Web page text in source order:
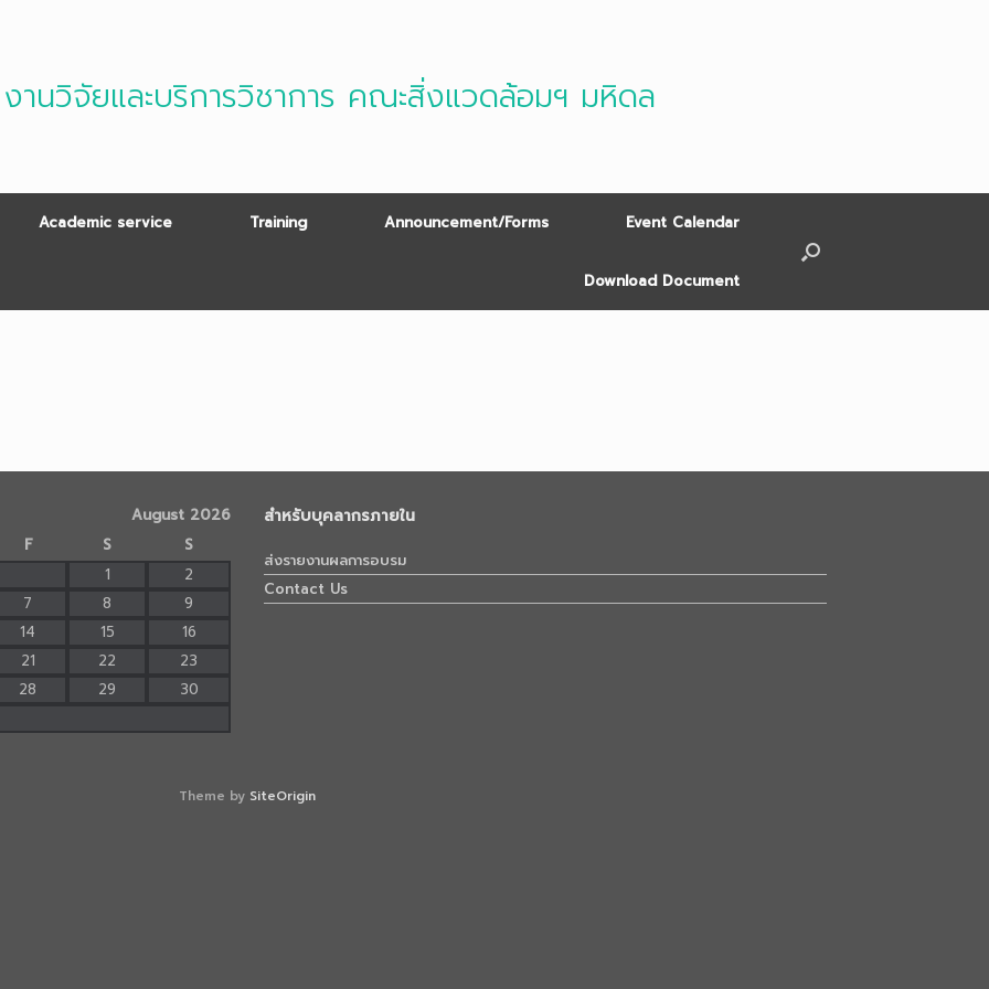
งานวิจัยและบริการวิชาการ คณะสิ่งแวดล้อมฯ มหิดล
Academic service Training Announcement/Forms Event Calendar
Download Document
August 2026
F S
S
1
2
7 8
9
14 15
16
21 22
23
28 29
30
สำหรับบุคลากรภายใน
ส่งรายงานผลการอบรม
Contact Us
Theme by SiteOrigin